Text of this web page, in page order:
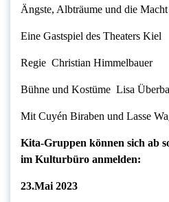
Ängste, Albträume und die Macht
Eine Gastspiel des Theaters Kiel
Regie Christian Himmelbauer
Bühne und Kostüme Lisa
Mit Cuyén Biraben und Lasse
Kita-Gruppen können sich ab
im Kulturbüro anmelden:
23.Mai 2023